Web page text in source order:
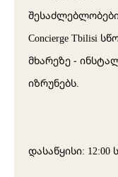
Concierge Tbilisi
მხარეზე -
იზრუნებს.
დასაწყისი: 12:00